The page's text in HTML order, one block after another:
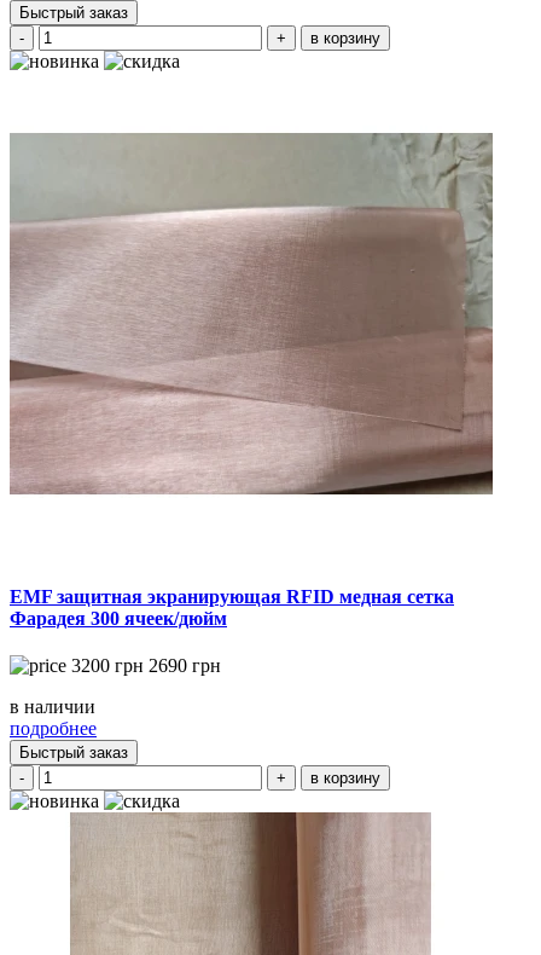
Быстрый заказ
-
+ в корзину
EMF защитная экранирующая RFID медная сетка
Фарадея 300 ячеек/дюйм
3200 грн 2690 грн
в наличии
подробнее
Быстрый заказ
-
+ в корзину